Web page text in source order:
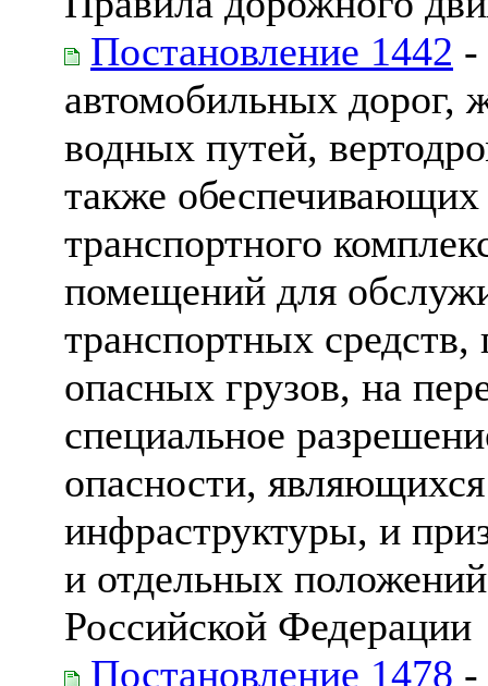
Постановление 1442 -
автомобильных дорог,
водных путей,
также
транспортного
помещений для
транспортных средств,
опасных грузов, на
специальное
опасности,
инфраструктуры, и
и отдельных
Российской Федерации
Постановление 1478 -